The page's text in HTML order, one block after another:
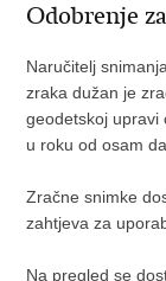
Odobrenje
Naručitelj
zraka dužan je
geodetskoj upravi
u roku od osam
Zračne snimke
zahtjeva za
Na pregled se